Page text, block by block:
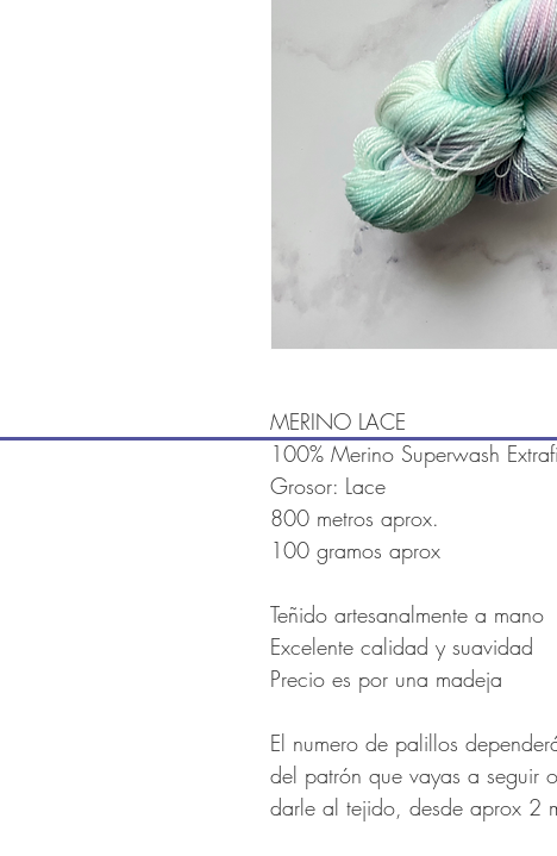
MERINO LACE
100% Merino Superwash
Grosor: Lace
800 metros aprox.
100 gramos aprox
Teñido artesanalmente a mano
Excelente calidad y suavidad
Precio es por una madeja
El numero de palillos
del patrón que vayas a seguir
darle al tejido, desde aprox 2